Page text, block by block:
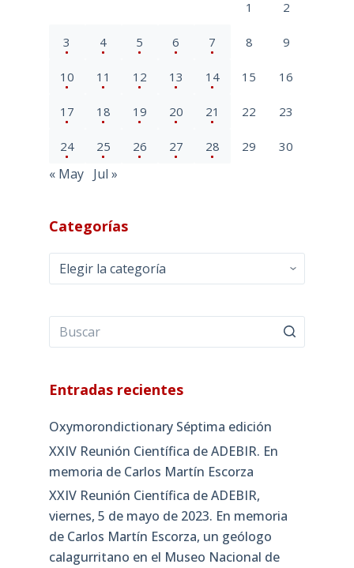
1 2
3 4 5 6 7 8 9
10 11 12 13 14 15 16
17 18 19 20 21 22 23
24 25 26 27 28 29 30
« May Jul »
Categorías
Categorías
Entradas recientes
Oxymorondictionary Séptima edición
XXIV Reunión Científica de ADEBIR. En
memoria de Carlos Martín Escorza
XXIV Reunión Científica de ADEBIR,
viernes, 5 de mayo de 2023. En memoria
de Carlos Martín Escorza, un geólogo
calagurritano en el Museo Nacional de